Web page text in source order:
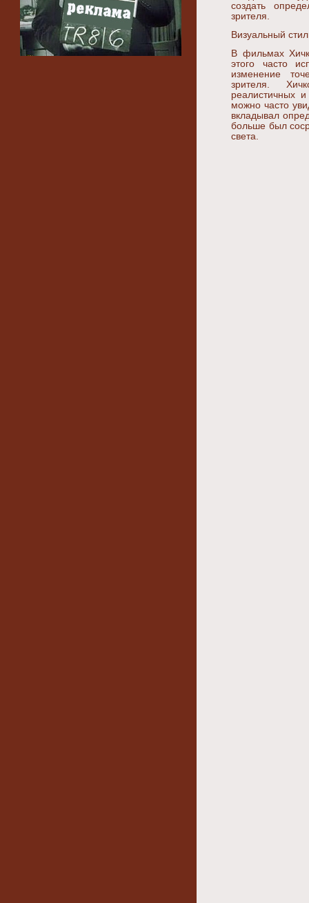
создать
зрителя.
Визуальный
В фильмах
этого часто
изменение
зрителя.
реалистичных
можно часто
вкладывал
больше был
света.